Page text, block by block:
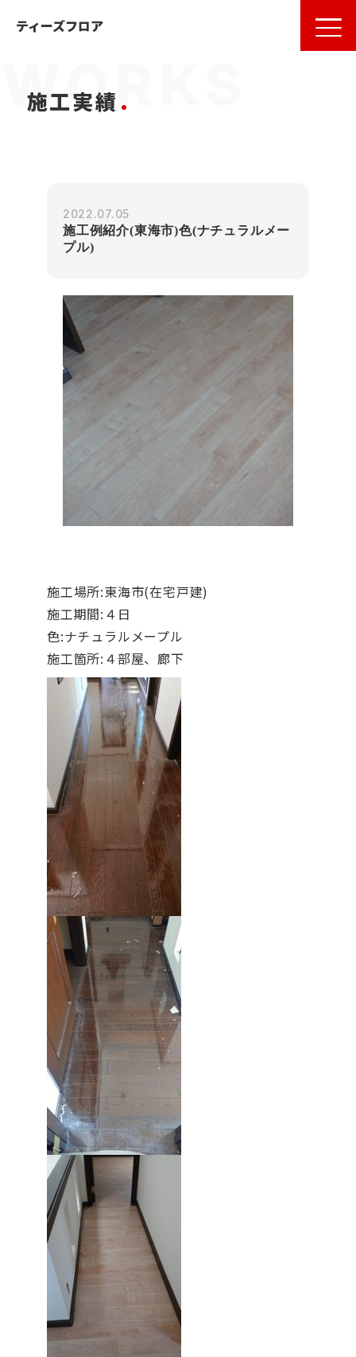
名古屋 フローリング
ティーズフロア
施工実績
2022.07.05
施工例紹介(東海市)色(ナチュラルメー
プル)
施工場所:東海市(在宅戸建)
施工期間:４日
色:ナチュラルメープル
施工箇所:４部屋、廊下